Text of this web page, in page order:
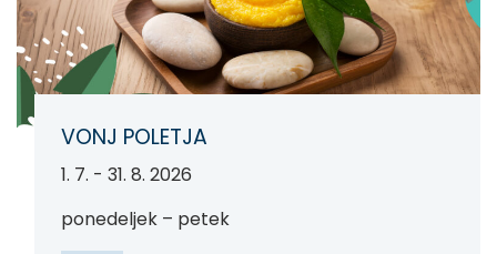
VONJ POLETJA
1. 7. - 31. 8. 2026
ponedeljek – petek